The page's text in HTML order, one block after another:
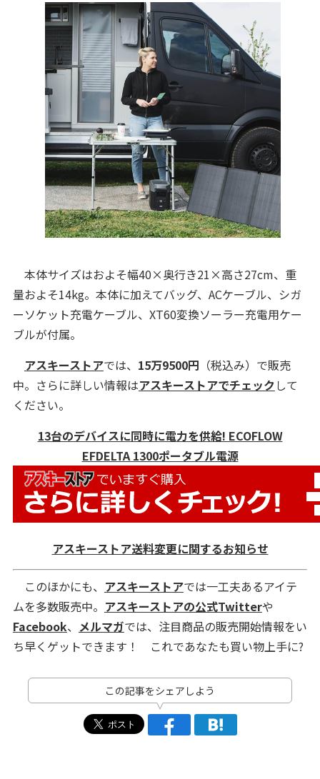
本体サイズはおよそ幅40×奥行き21×高さ27cm、重
量およそ14kg。本体に加えてバッグ、ACケーブル、シガ
ーソケット充電ケーブル、XT60変換ソーラー充電用ケー
ブルが付属。
アスキーストアでは、 15万9500円 （税込み）で販売
中。さらに詳しい情報はアスキーストアでチェックして
ください。
13台のデバイスに同時に電力を供給! ECOFLOW
EFDELTA 1300ポータブル電源
アスキーストア送料変更に関するお知らせ
このほかにも、 アスキーストアでは一工夫あるアイテ
ムを多数販売中。 アスキーストアの公式Twitterや
Facebook、 メルマガでは、注目商品の販売開始情報をい
ち早くゲットできます！ これであなたも買い物上手に?
この記事をシェアしよう